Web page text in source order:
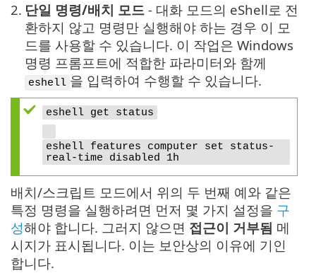
2. 단일 명령/배치 모드 - 대화 모드의 eShell로 전
환하지 않고 명령만 실행해야 하는 경우 이 모
드를 사용할 수 있습니다. 이 작업은 Windows
명령 프롬프트에 적합한 파라미터와 함께
eshell 을 입력하여 수행할 수 있습니다.
eshell get status
eshell features computer set status-
real-time disabled 1h
배치/스크립트 모드에서 위의 두 번째 예와 같은
특정 명령을 실행하려면 먼저 몇 가지 설정을 구
성해야 합니다. 그러지 않으면 접근이 거부됨 메
시지가 표시됩니다. 이는 보안상의 이유에 기인
합니다.